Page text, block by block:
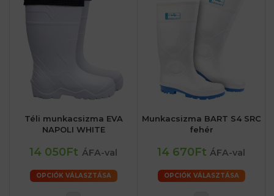
Téli munkacsizma EVA
NAPOLI WHITE
14 050Ft ÁFA-val
OPCIÓK VÁLASZTÁSA
Munkacsizma BART S4 SRC
fehér
14 670Ft ÁFA-val
OPCIÓK VÁLASZTÁSA